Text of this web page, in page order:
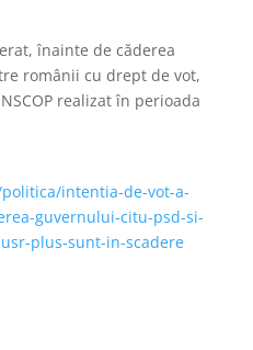
înainte de căderea
românii cu drept de vot,
realizat în perioada
intentia-de-vot-a-
guvernului-citu-psd-si-
plus-sunt-in-scadere